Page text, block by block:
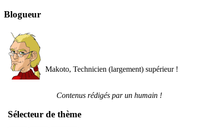
Blogueur
Makoto, Technicien (largement) supérieur !
Contenus rédigés par un humain !
Sélecteur de thème